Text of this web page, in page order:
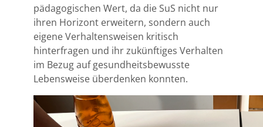
pädagogischen Wert, da die SuS nicht nur
ihren Horizont erweitern, sondern auch
eigene Verhaltensweisen kritisch
hinterfragen und ihr zukünftiges Verhalten
im Bezug auf gesundheitsbewusste
Lebensweise überdenken konnten.